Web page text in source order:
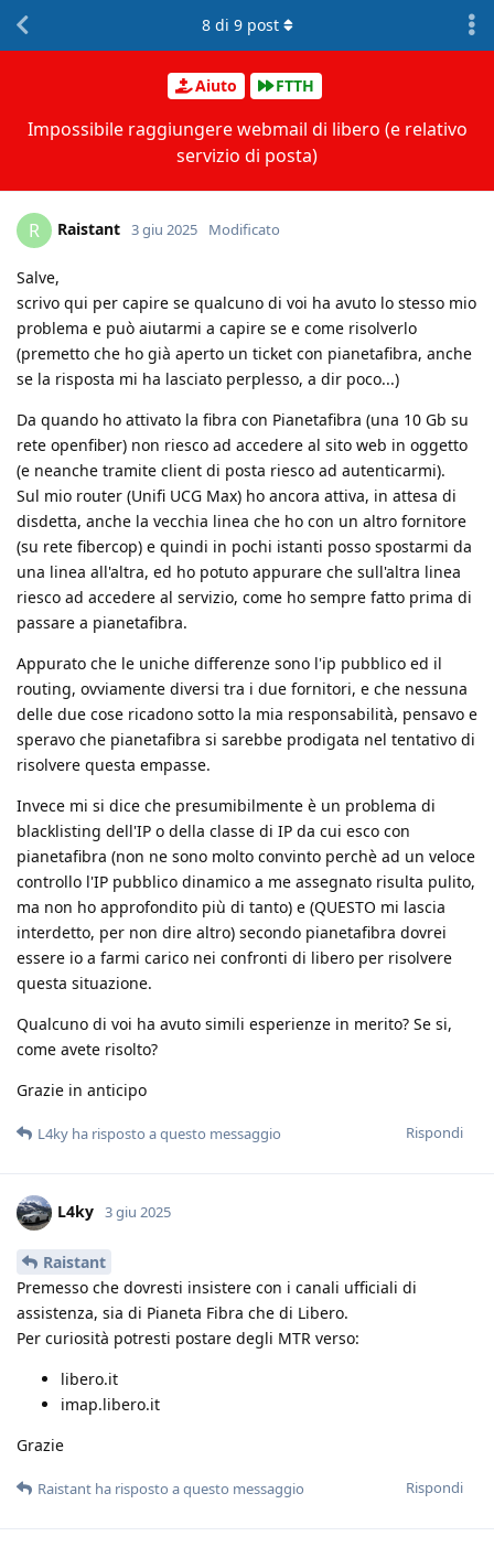
Aiuto FTTH
Impossibile raggiungere webmail di libero (e relativo
servizio di posta)
8di 9post
R Raistant 3 giu 2025 Modificato
Salve,
scrivo qui per capire se qualcuno di voi ha avuto lo stesso mio
problema e può aiutarmi a capire se e come risolverlo
(premetto che ho già aperto un ticket con pianetafibra, anche
se la risposta mi ha lasciato perplesso, a dir poco...)
Da quando ho attivato la fibra con Pianetafibra (una 10 Gb su
rete openfiber) non riesco ad accedere al sito web in oggetto
(e neanche tramite client di posta riesco ad autenticarmi).
Sul mio router (Unifi UCG Max) ho ancora attiva, in attesa di
disdetta, anche la vecchia linea che ho con un altro fornitore
(su rete fibercop) e quindi in pochi istanti posso spostarmi da
una linea all'altra, ed ho potuto appurare che sull'altra linea
riesco ad accedere al servizio, come ho sempre fatto prima di
passare a pianetafibra.
Appurato che le uniche differenze sono l'ip pubblico ed il
routing, ovviamente diversi tra i due fornitori, e che nessuna
delle due cose ricadono sotto la mia responsabilità, pensavo e
speravo che pianetafibra si sarebbe prodigata nel tentativo di
risolvere questa empasse.
Invece mi si dice che presumibilmente è un problema di
blacklisting dell'IP o della classe di IP da cui esco con
pianetafibra (non ne sono molto convinto perchè ad un veloce
controllo l'IP pubblico dinamico a me assegnato risulta pulito,
ma non ho approfondito più di tanto) e (QUESTO mi lascia
interdetto, per non dire altro) secondo pianetafibra dovrei
essere io a farmi carico nei confronti di libero per risolvere
questa situazione.
Qualcuno di voi ha avuto simili esperienze in merito? Se si,
come avete risolto?
Grazie in anticipo
Rispondi
L4ky ha risposto a questo messaggio
L4ky 3 giu 2025
Raistant
Premesso che dovresti insistere con i canali ufficiali di
assistenza, sia di Pianeta Fibra che di Libero.
Per curiosità potresti postare degli MTR verso:
libero.it
imap.libero.it
Grazie
Rispondi
Raistant ha risposto a questo messaggio